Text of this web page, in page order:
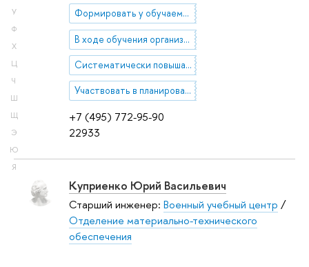
У
Ф
Х
Ц
Ч
Ш
Щ
Э
Ю
Я
+7 (495) 772-95-90
22933
Формировать у обучаемых высокие морально-психологические, физические качества и сознательную воинскую дисциплину. В воспитательном процессе всем проводимым мероприятиям придавать военно-патриотическую направленность.
В ходе обучения организовывать выполнение и требовать соблюдение студентами правил и требований безопасности при проведении занятий.
Систематически повышать уровень профессиональных знаний, совершенствовать свое педагогическое мастерство, быть образцом безупречного выполнения служебного долга, дисциплинированности, высокой культуры и нравственности.
Участвовать в планировании учебного процесса, разработке учебных программ и тематических планов подготовки студентов, методической документации, учебных и наглядных пособий.
Куприенко Юрий Васильевич
Старший инженер: Военный учебный центр /
Отделение материально-технического
обеспечения